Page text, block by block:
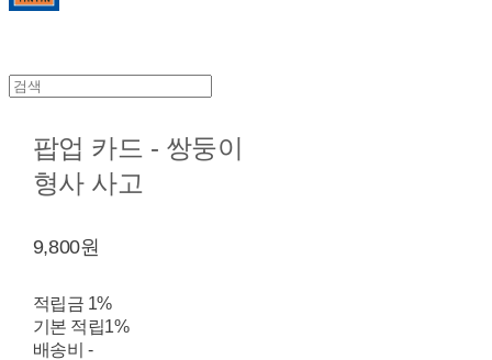
팝업 카드 - 쌍둥이
형사 사고
9,800원
적립금 1%
기본 적립1%
배송비 -